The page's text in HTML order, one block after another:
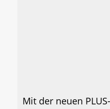
Mit der neuen